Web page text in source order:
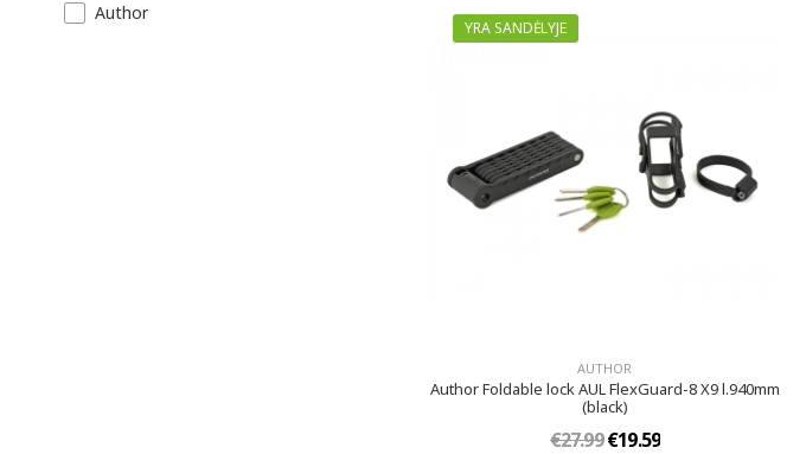
Author
YRA SANDĖLYJE
AUTHOR
Author Foldable lock AUL FlexGuard-8 X9 l.940mm
(black)
€27.99€19.59